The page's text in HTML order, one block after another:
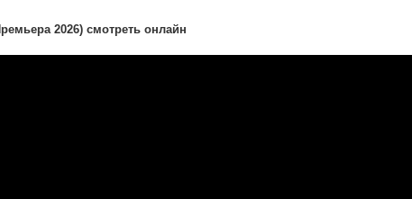
2026) смотреть онлайн